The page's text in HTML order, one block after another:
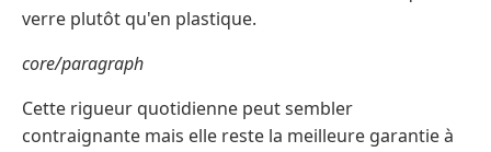
verre plutôt qu'en plastique.
core/paragraph
Cette rigueur quotidienne peut sembler
contraignante mais elle reste la meilleure garantie à